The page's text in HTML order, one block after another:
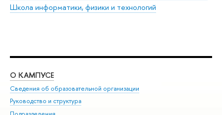
Школа информатики, физики и технологий
О КАМПУСЕ
Сведения об образовательной организации
Руководство и структура